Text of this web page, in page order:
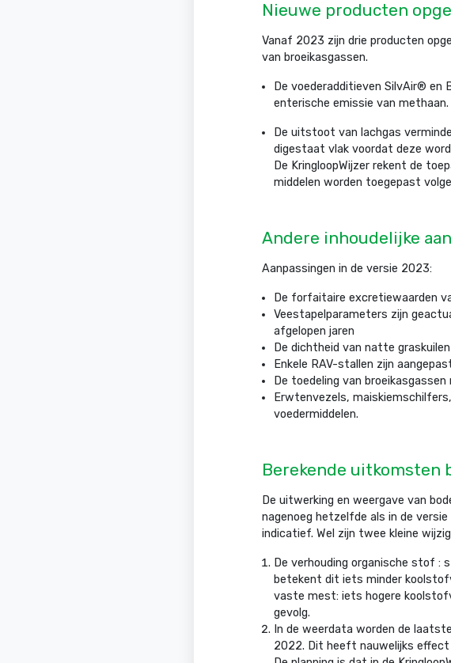
Nieuwe producten
Vanaf 2023 zijn drie producten
van broeikasgassen.
De voederadditieven SilvAir® en
enterische emissie van methaan.
De uitstoot van lachgas
digestaat vlak voordat deze
De KringloopWijzer rekent de
middelen worden toegepast
Andere inhoudelijke
Aanpassingen in de versie 2023:
De forfaitaire excretiewaarden
Veestapelparameters zijn
afgelopen jaren
De dichtheid van natte
Enkele RAV-stallen zijn
De toedeling van
Erwtenvezels,
voedermiddelen.
Berekende
De uitwerking en weergave van
nagenoeg hetzelfde als in de
indicatief. Wel zijn twee kleine
De verhouding organische stof
betekent dit iets minder
vaste mest: iets hogere
gevolg.
In de weerdata worden de
2022. Dit heeft nauwelijks